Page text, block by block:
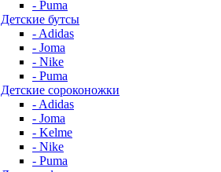
- Puma
Детские бутсы
- Adidas
- Joma
- Nike
- Puma
Детские сороконожки
- Adidas
- Joma
- Kelme
- Nike
- Puma